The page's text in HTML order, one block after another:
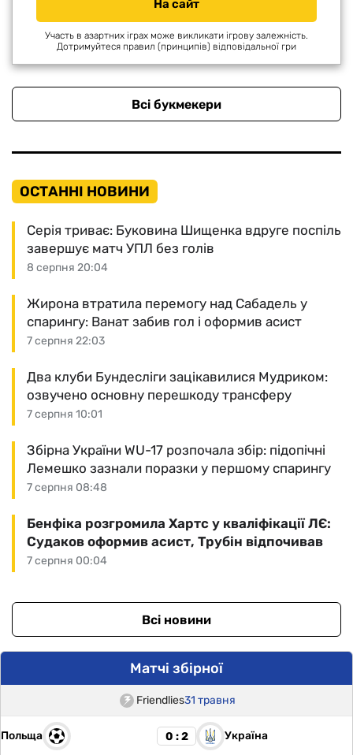
На сайт
Участь в азартних іграх може викликати ігрову залежність.
Дотримуйтеся правил (принципів) відповідальної гри
Всі букмекери
ОСТАННІ НОВИНИ
8 серпня 20:04
Серія триває: Буковина Шищенка вдруге поспіль
завершує матч УПЛ без голів
7 серпня 22:03
Жирона втратила перемогу над Сабадель у
спарингу: Ванат забив гол і оформив асист
7 серпня 10:01
Два клуби Бундесліги зацікавилися Мудриком:
озвучено основну перешкоду трансферу
7 серпня 08:48
Збірна України WU-17 розпочала збір: підопічні
Лемешко зазнали поразки у першому спарингу
7 серпня 00:04
Бенфіка розгромила Хартс у кваліфікації ЛЄ:
Судаков оформив асист, Трубін відпочивав
Всі новини
Матчі збірної
Friendlies31 травня
Польща 0 : 2 Україна